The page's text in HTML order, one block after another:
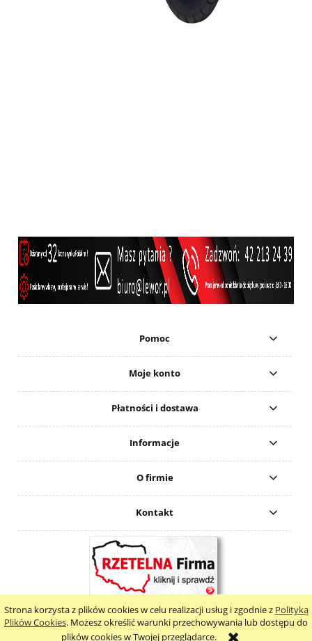
Strona korzysta z plików cookies w celu realizacji usług i zgodnie z Polityką
Plików Cookies. Możesz określić warunki przechowywania lub dostępu do
plików cookies w Twojej przeglądarce.
Pomoc
Moje konto
Płatności i dostawa
Informacje
O firmie
Kontakt
pokaż pełną wersję strony